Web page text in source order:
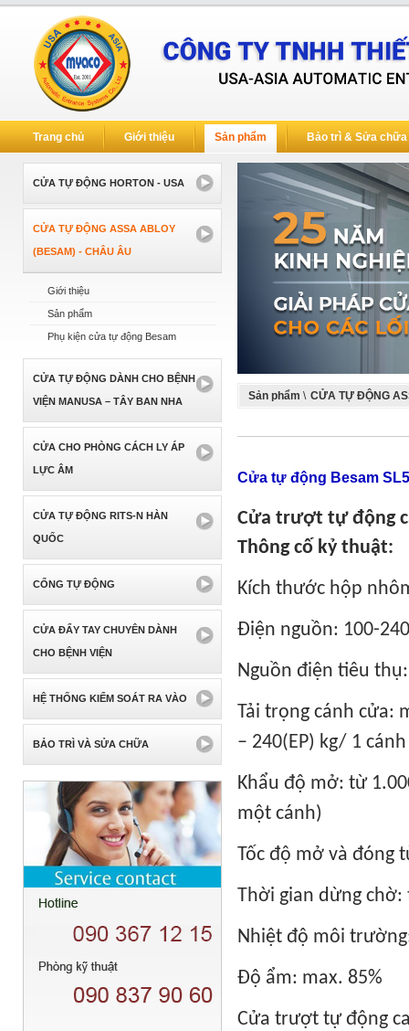
Trang chủ Giới thiệu Sản phẩm Bảo trì & Sửa chữa
CỬA TỰ ĐỘNG HORTON - USA
CỬA TỰ ĐỘNG ASSA ABLOY
(BESAM) - CHÂU ÂU
Giới thiệu
Sản phẩm
Phụ kiện cửa tự động Besam
CỬA TỰ ĐỘNG DÀNH CHO BỆNH
VIỆN MANUSA – TÂY BAN NHA
CỬA CHO PHÒNG CÁCH LY ÁP
LỰC ÂM
CỬA TỰ ĐỘNG RITS-N HÀN
QUỐC
CỔNG TỰ ĐỘNG
CỬA ĐẨY TAY CHUYÊN DÀNH
CHO BỆNH VIỆN
HỆ THỐNG KIỂM SOÁT RA VÀO
BẢO TRÌ VÀ SỬA CHỮA
Sản phẩm \ CỬA TỰ ĐỘNG
Cửa tự động Besam
Cửa trượt tự động
Thông cố kỷ thuật:
Kích thước hộp
Điện nguồn: 100-
Nguồn điện tiêu
Tải trọng cánh cửa:
– 240(EP) kg/ 1 cánh
Khẩu độ mở: từ
một cánh)
Tốc độ mở và đóng
Thời gian dừng chờ:
Nhiệt độ môi trường:
Độ ẩm: max. 85%
Cửa trượt tự động